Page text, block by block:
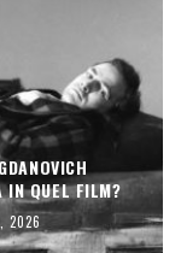
IN QUEL FILM?
2026